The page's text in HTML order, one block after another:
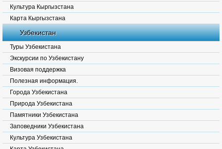
Культура Кыргызстана
Карта Кыргызстана
Узбекистан
Туры Узбекистана
Экскурсии по Узбекистану
Визовая поддержка
Полезная информация.
Города Узбекистана
Природа Узбекистана
Памятники Узбекистана
Заповедники Узбекистана
Культура Узбекистана